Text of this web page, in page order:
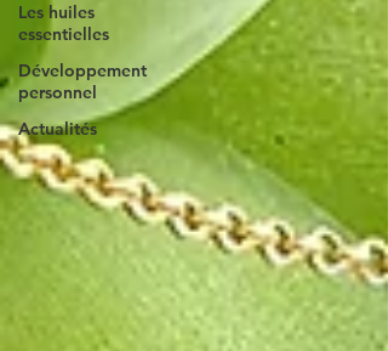
Les huiles
essentielles
Développement
personnel
Actualités